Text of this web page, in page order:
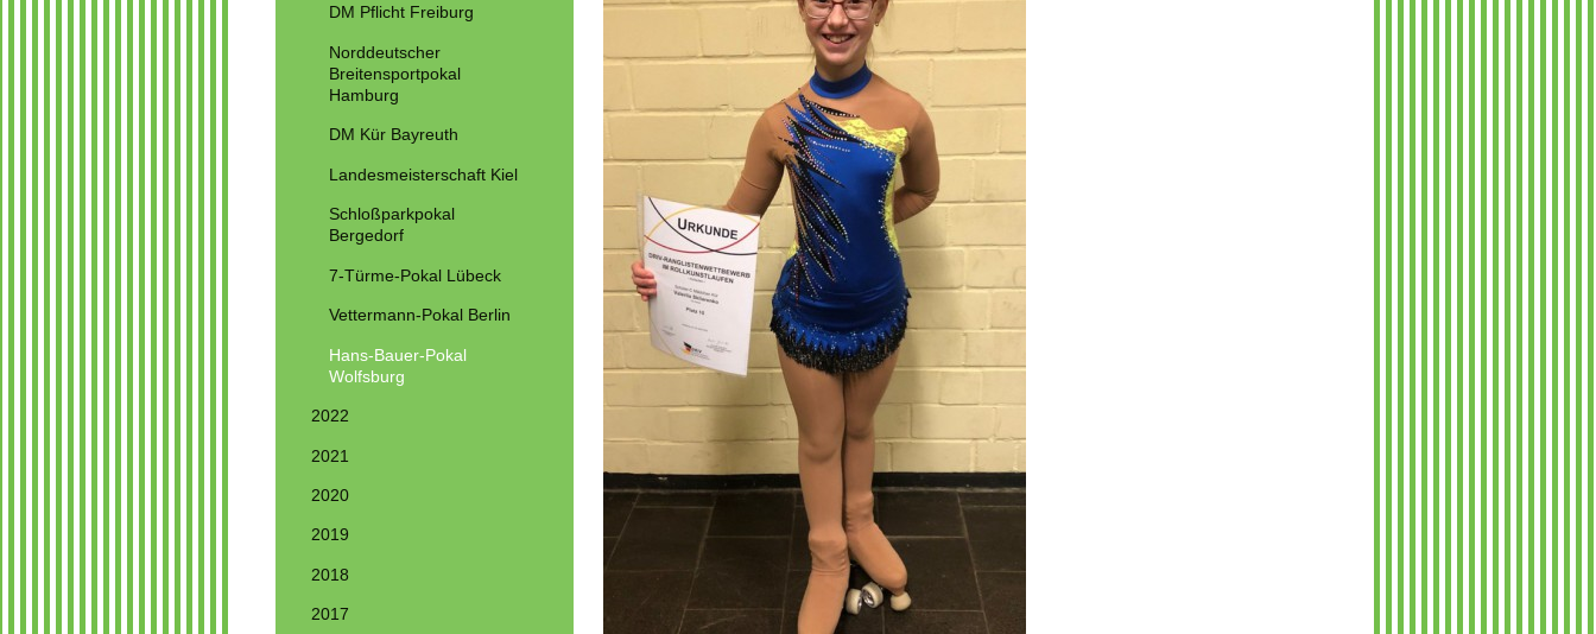
DM Pflicht Freiburg
Norddeutscher
Breitensportpokal
Hamburg
DM Kür Bayreuth
Landesmeisterschaft Kiel
Schloßparkpokal
Bergedorf
7-Türme-Pokal Lübeck
Vettermann-Pokal Berlin
Hans-Bauer-Pokal
Wolfsburg
2022
2021
2020
2019
2018
2017